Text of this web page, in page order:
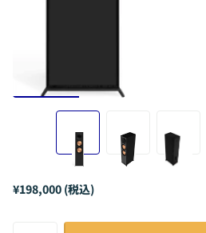
¥198,000 (税込)